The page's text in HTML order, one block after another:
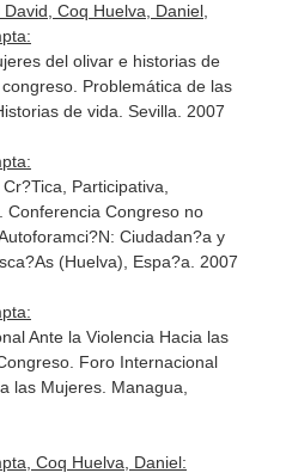
Coq Huelva, Daniel,
del olivar e historias de
Problemática de las
de vida. Sevilla. 2007
Participativa,
Conferencia Congreso no
Ciudadan?a y
(Huelva), Espa?a. 2007
Ante la Violencia Hacia las
Foro Internacional
las Mujeres. Managua,
Coq Huelva, Daniel: